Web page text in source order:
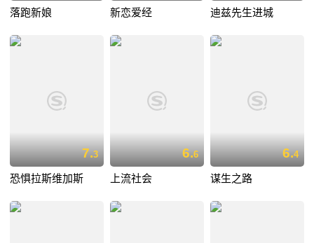
落跑新娘 新恋爱经 迪兹先生进城
7.3
恐惧拉斯维加斯
6.6
上流社会
6.4
谋生之路